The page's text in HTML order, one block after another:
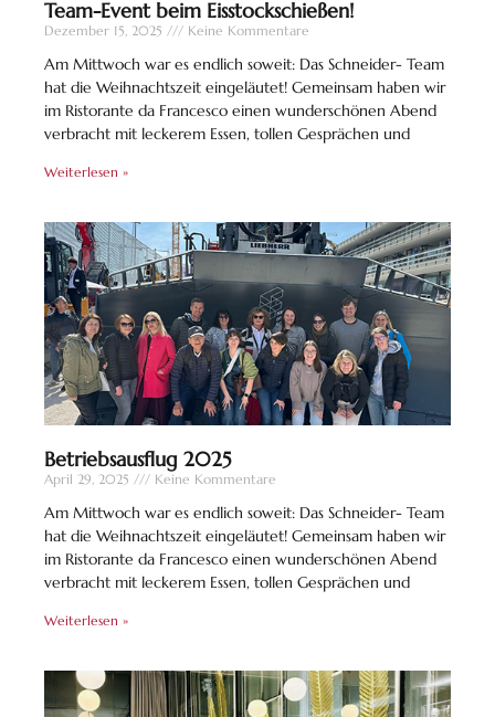
Team-Event beim Eisstockschießen!
Dezember 15, 2025 Keine Kommentare
Am Mittwoch war es endlich soweit: Das Schneider- Team
hat die Weihnachtszeit eingeläutet! Gemeinsam haben wir
im Ristorante da Francesco einen wunderschönen Abend
verbracht mit leckerem Essen, tollen Gesprächen und
Weiterlesen »
Betriebsausflug 2025
April 29, 2025 Keine Kommentare
Am Mittwoch war es endlich soweit: Das Schneider- Team
hat die Weihnachtszeit eingeläutet! Gemeinsam haben wir
im Ristorante da Francesco einen wunderschönen Abend
verbracht mit leckerem Essen, tollen Gesprächen und
Weiterlesen »